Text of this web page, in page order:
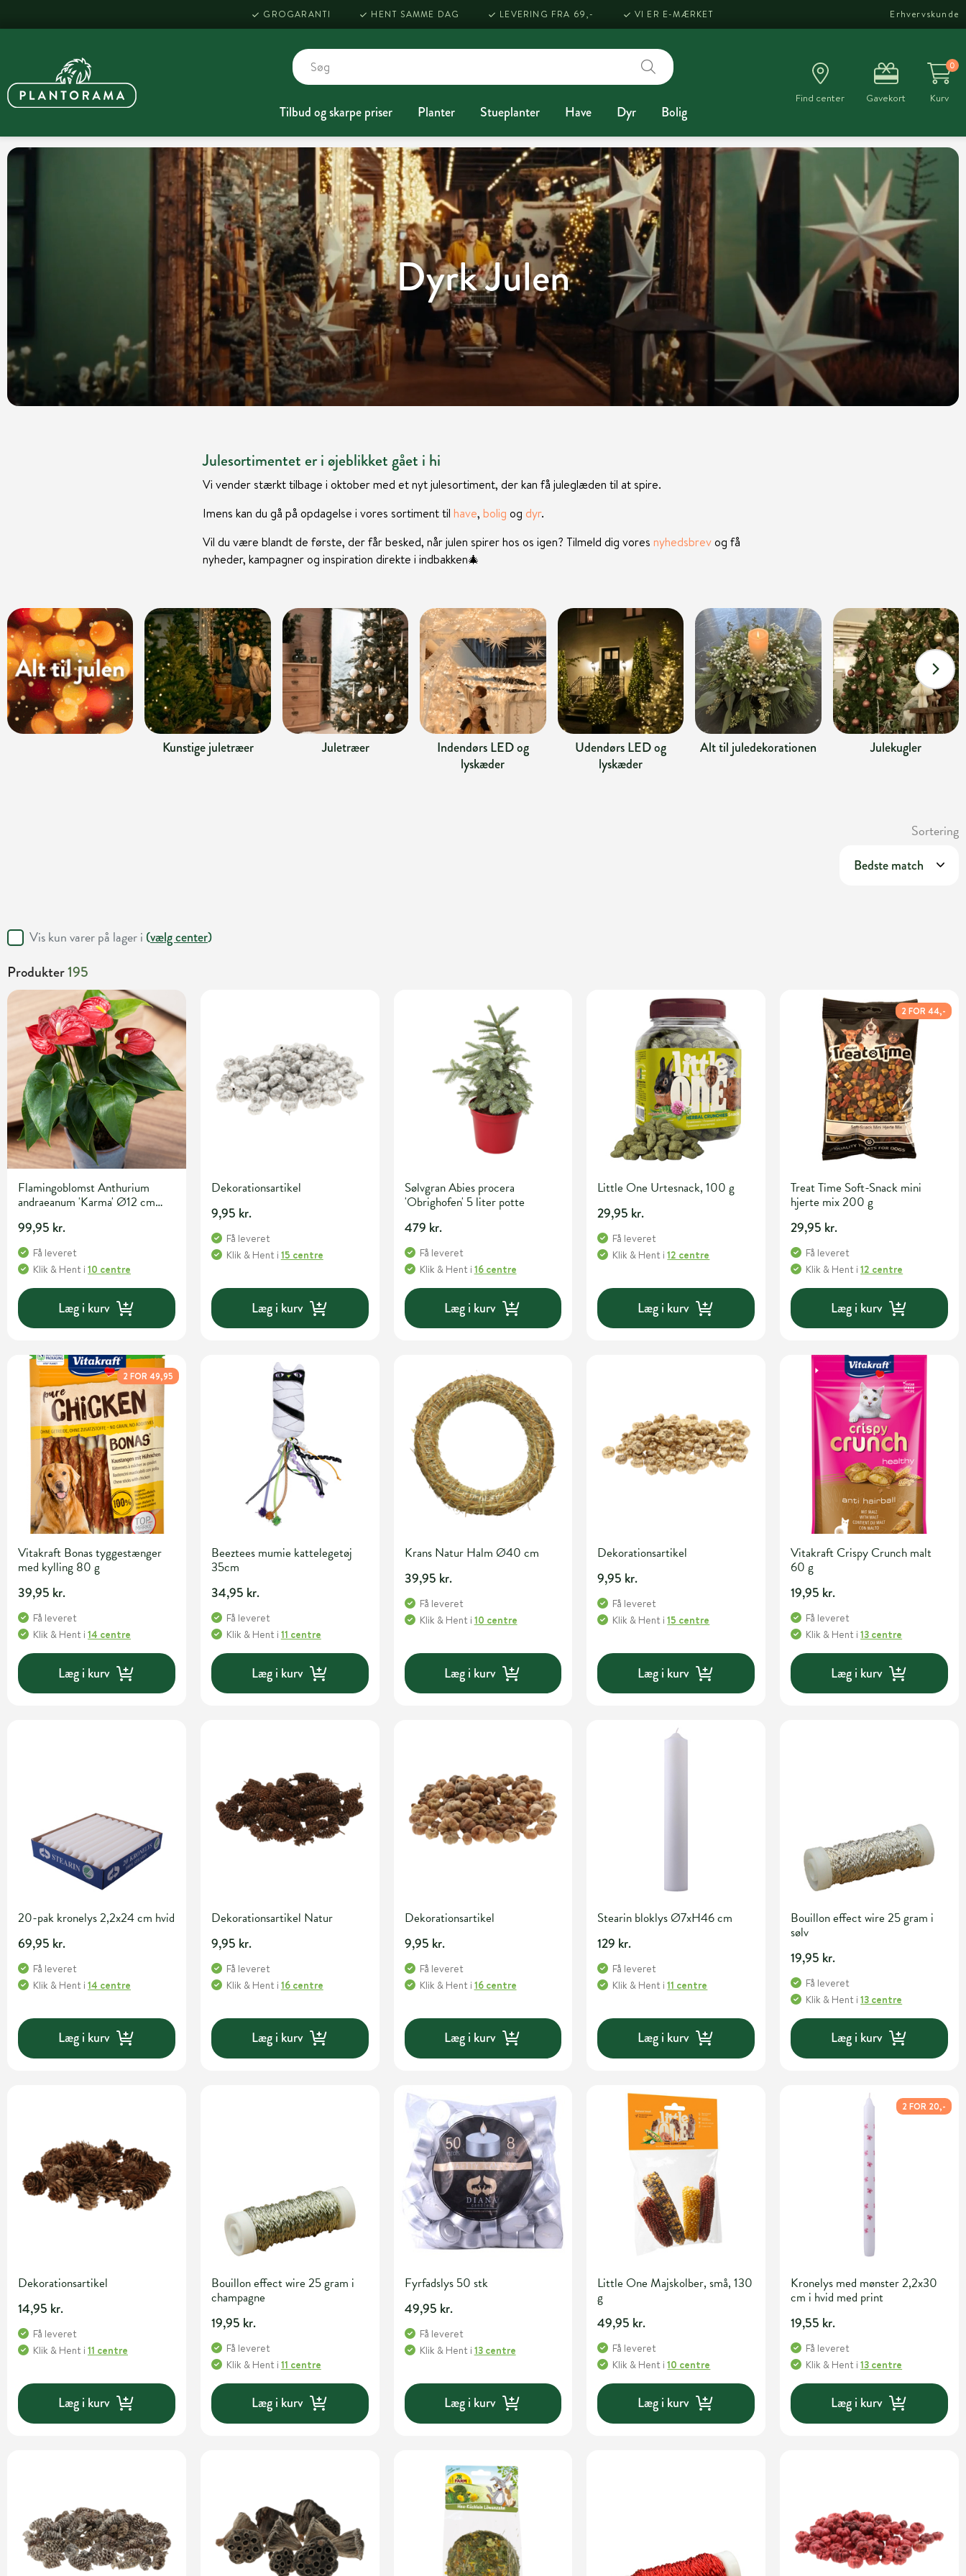
GROGARANTI HENT SAMME DAG LEVERING FRA 69,- VI ER E-MÆRKET Erhvervskunde
Tilbud og skarpe priser Planter Stueplanter Have Dyr Bolig
Find center Gavekort
0
Kurv
Dyrk Julen
Julesortimentet er i øjeblikket gået i hi
Vi vender stærkt tilbage i oktober med et nyt julesortiment, der kan få juleglæden til at spire.
Imens kan du gå på opdagelse i vores sortiment til have, bolig og dyr.
Vil du være blandt de første, der får besked, når julen spirer hos os igen? Tilmeld dig vores nyhedsbrevog få
nyheder, kampagner og inspiration direkte i indbakken🎄
Kunstige juletræer Juletræer
Indendørs LED og
lyskæder
Udendørs LED og
lyskæder
Alt til juledekorationen Julekugler
Sortering
Vis kun varer på lager i (vælg center)
Produkter195
Flamingoblomst Anthurium
andraeanum 'Karma' Ø12 cm
99,95 kr.
Få leveret
Klik & Hent i 10 centre
Læg i kurv
Dekorationsartikel
9,95 kr.
Få leveret
Klik & Hent i 15 centre
Læg i kurv
Sølvgran Abies procera
'Obrighofen' 5 liter potte
479 kr.
Få leveret
Klik & Hent i 16 centre
Læg i kurv
Little One Urtesnack, 100 g
29,95 kr.
Få leveret
Klik & Hent i12 centre
Læg i kurv
2 FOR 44,-
Treat Time Soft-Snack mini
hjerte mix 200 g
29,95 kr.
Få leveret
Klik & Hent i12 centre
Læg i kurv
2 FOR 49,95
Vitakraft Bonas tyggestænger
med kylling 80 g
39,95 kr.
Få leveret
Klik & Hent i 14 centre
Læg i kurv
Beeztees mumie kattelegetøj
35cm
34,95 kr.
Få leveret
Klik & Hent i 11 centre
Læg i kurv
Krans Natur Halm Ø40 cm
39,95 kr.
Få leveret
Klik & Hent i 10 centre
Læg i kurv
Dekorationsartikel
9,95 kr.
Få leveret
Klik & Hent i15 centre
Læg i kurv
Vitakraft Crispy Crunch malt
60 g
19,95 kr.
Få leveret
Klik & Hent i13 centre
Læg i kurv
20-pak kronelys 2,2x24 cm hvid
69,95 kr.
Få leveret
Klik & Hent i 14 centre
Læg i kurv
Dekorationsartikel Natur
9,95 kr.
Få leveret
Klik & Hent i 16 centre
Læg i kurv
Dekorationsartikel
9,95 kr.
Få leveret
Klik & Hent i 16 centre
Læg i kurv
Stearin bloklys Ø7xH46 cm
129 kr.
Få leveret
Klik & Hent i11 centre
Læg i kurv
Bouillon effect wire 25 gram i
sølv
19,95 kr.
Få leveret
Klik & Hent i13 centre
Læg i kurv
Dekorationsartikel
14,95 kr.
Få leveret
Klik & Hent i 11 centre
Læg i kurv
Bouillon effect wire 25 gram i
champagne
19,95 kr.
Få leveret
Klik & Hent i 11 centre
Læg i kurv
Fyrfadslys 50 stk
49,95 kr.
Få leveret
Klik & Hent i 13 centre
Læg i kurv
Little One Majskolber, små, 130
g
49,95 kr.
Få leveret
Klik & Hent i10 centre
Læg i kurv
2 FOR 20,-
Kronelys med mønster 2,2x30
cm i hvid med print
19,55 kr.
Få leveret
Klik & Hent i13 centre
Læg i kurv